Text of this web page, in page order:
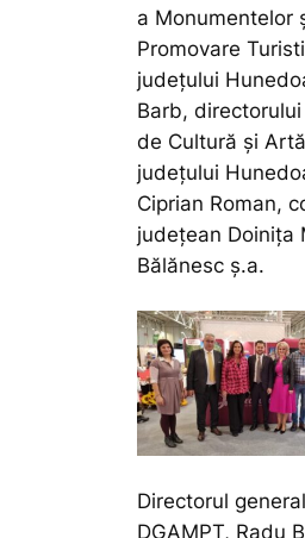
a Monumentelor
Promovare
județului
Barb,
de Cultură și
județului
Ciprian Roman,
județean Doinița
Bălănesc ș.a.
Directorul
DGAMPT, Radu